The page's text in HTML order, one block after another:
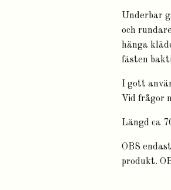
Underbar
och
hänga
fästen
I gott
Vid frågor
Längd ca
OBS
produkt.